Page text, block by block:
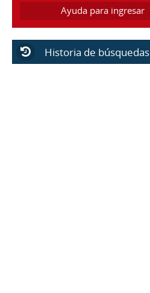
Ayuda para ingresar
Historia de búsquedas